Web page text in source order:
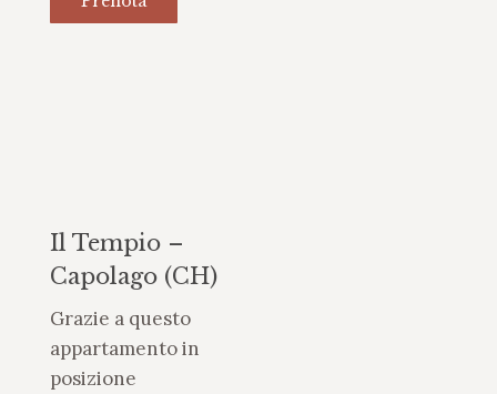
Il Tempio –
Capolago (CH)
Grazie a questo
appartamento in
posizione